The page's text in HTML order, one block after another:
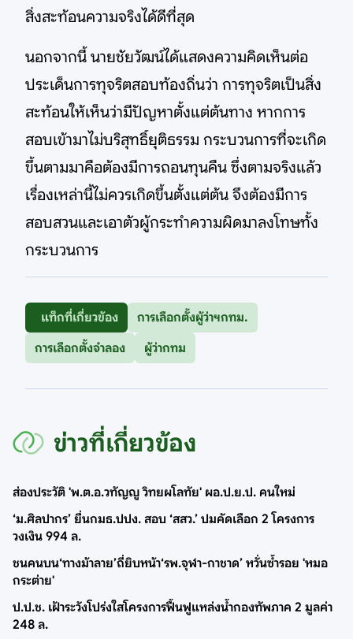
สิ่งสะท้อนความจริงได้ดีที่สุด
นอกจากนี้ นายชัยวัฒน์ได้แสดงความคิดเห็นต่อ
ประเด็นการทุจริตสอบท้องถิ่นว่า การทุจริตเป็นสิ่ง
สะท้อนให้เห็นว่ามีปัญหาตั้งแต่ต้นทาง หากการ
สอบเข้ามาไม่บริสุทธิ์ยุติธรรม กระบวนการที่จะเกิด
ขึ้นตามมาคือต้องมีการถอนทุนคืน ซึ่งตามจริงแล้ว
เรื่องเหล่านี้ไม่ควรเกิดขึ้นตั้งแต่ต้น จึงต้องมีการ
สอบสวนและเอาตัวผู้กระทำความผิดมาลงโทษทั้ง
กระบวนการ
แท็กที่เกี่ยวข้อง
การเลือกตั้งผู้ว่าฯกทม.
การเลือกตั้งจำลอง
ผู้ว่ากทม
ข่าวที่เกี่ยวข้อง
ส่องประวัติ 'พ.ต.อ.วทัญญู วิทยผโลทัย' ผอ.ป.ย.ป. คนใหม่
‘ม.ศิลปากร’ ยื่นกมธ.ปปง. สอบ ‘สสว.’ ปมคัดเลือก 2 โครงการ
วงเงิน 994 ล.
ชนคนบน‘ทางม้าลาย’ถี่ยิบหน้า‘รพ.จุฬา-กาชาด’ หวั่นซ้ำรอย 'หมอ
กระต่าย'
ป.ป.ช. เฝ้าระวังโปร่งใสโครงการฟื้นฟูแหล่งน้ำกองทัพภาค 2 มูลค่า
248 ล.